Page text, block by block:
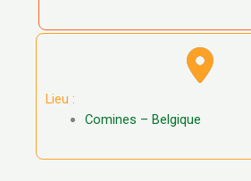
Lieu :
Comines – Belgique